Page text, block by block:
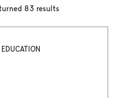
83 results
EDUCATION